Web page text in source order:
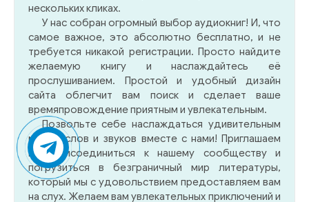
нескольких кликах.
У нас собран огромный выбор аудиокниг! И, что
самое важное, это абсолютно бесплатно, и не
требуется никакой регистрации. Просто найдите
желаемую книгу и наслаждайтесь её
прослушиванием. Простой и удобный дизайн
сайта облегчит вам поиск и сделает ваше
времяпровождение приятным и увлекательным.
Позвольте себе наслаждаться удивительным
миром слов и звуков вместе с нами! Приглашаем
вас присоединиться к нашему сообществу и
погрузиться в безграничный мир литературы,
который мы с удовольствием предоставляем вам
на слух. Желаем вам увлекательных приключений и